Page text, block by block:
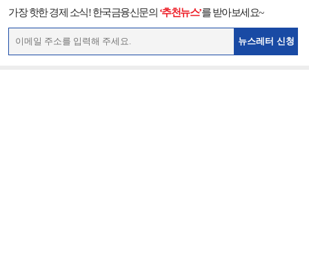
가장 핫한 경제 소식! 한국금융신문의 ‘추천뉴스’를 받아보세요~
뉴스레터 신청